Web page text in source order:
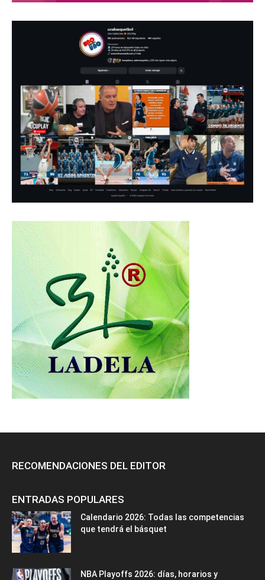
RECOMENDACIONES DEL EDITOR
ENTRADAS POPULARES
Calendario 2026: Todas las competencias
que tendrá el básquet
NBA Playoffs 2026: días, horarios y